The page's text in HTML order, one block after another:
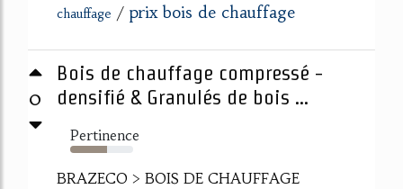
chauffage / prix bois de chauffage
0
Bois de chauffage compressé -
densifié & Granulés de bois ...
Pertinence
58%
BRAZECO > BOIS DE CHAUFFAGE